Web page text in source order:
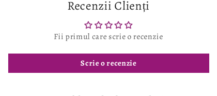
Recenzii Clienți
Fii primul care scrie o recenzie
Scrie o recenzie